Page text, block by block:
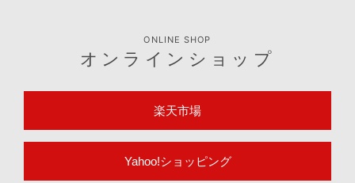
ONLINE SHOP
オンラインショップ
楽天市場
Yahoo!ショッピング